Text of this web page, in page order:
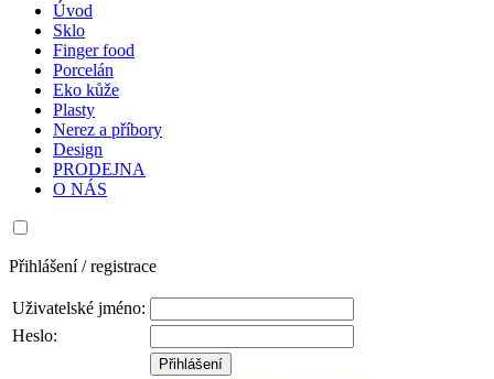
Úvod
Sklo
Finger food
Porcelán
Eko kůže
Plasty
Nerez a příbory
Design
PRODEJNA
O NÁS
Přihlášení / registrace
Uživatelské jméno:
Heslo: